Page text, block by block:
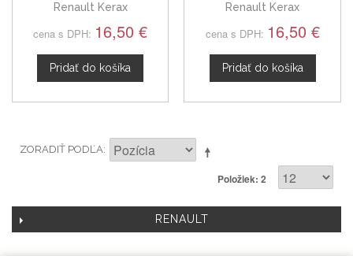
Renault Kerax
cena s DPH: 16,50 €
Pridať do košíka
Renault Kerax
cena s DPH: 16,50 €
Pridať do košíka
ZORADIŤ PODĽA
Položiek: 2
RENAULT